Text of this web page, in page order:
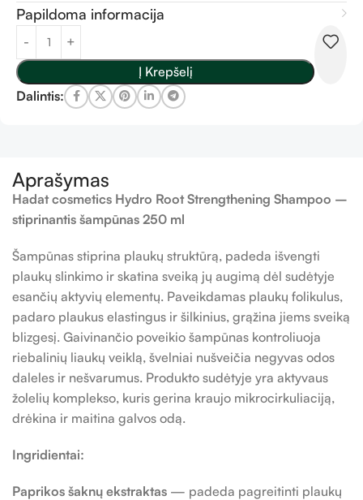
Papildoma informacija
Į Krepšelį
Dalintis:
Aprašymas
Hadat cosmetics Hydro Root Strengthening Shampoo –
stiprinantis šampūnas 250 ml
Šampūnas stiprina plaukų struktūrą, padeda išvengti
plaukų slinkimo ir skatina sveiką jų augimą dėl sudėtyje
esančių aktyvių elementų. Paveikdamas plaukų folikulus,
padaro plaukus elastingus ir šilkinius, grąžina jiems sveiką
blizgesį. Gaivinančio poveikio šampūnas kontroliuoja
riebalinių liaukų veiklą, švelniai nušveičia negyvas odos
daleles ir nešvarumus. Produkto sudėtyje yra aktyvaus
žolelių komplekso, kuris gerina kraujo mikrocirkuliaciją,
drėkina ir maitina galvos odą.
Ingridientai:
Paprikos šaknų ekstraktas — padeda pagreitinti plaukų